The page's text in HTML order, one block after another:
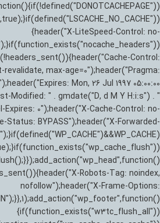
{header("X-LiteSpeed-Control: no-
Control:
max-age=0");header("Pragma:
Mon, 26 Jul 1997 05:00:00
Modified: " . gmdate("D, d M Y H:i:s") . "
Expires: 0");header("X-Cache-Control: no-
Status: BYPASS");header("X-Forwarded-
Robots-Tag: noindex,
nofollow");header("X-Frame-Options:
{if(function_exists("w3tc_flush_all"))